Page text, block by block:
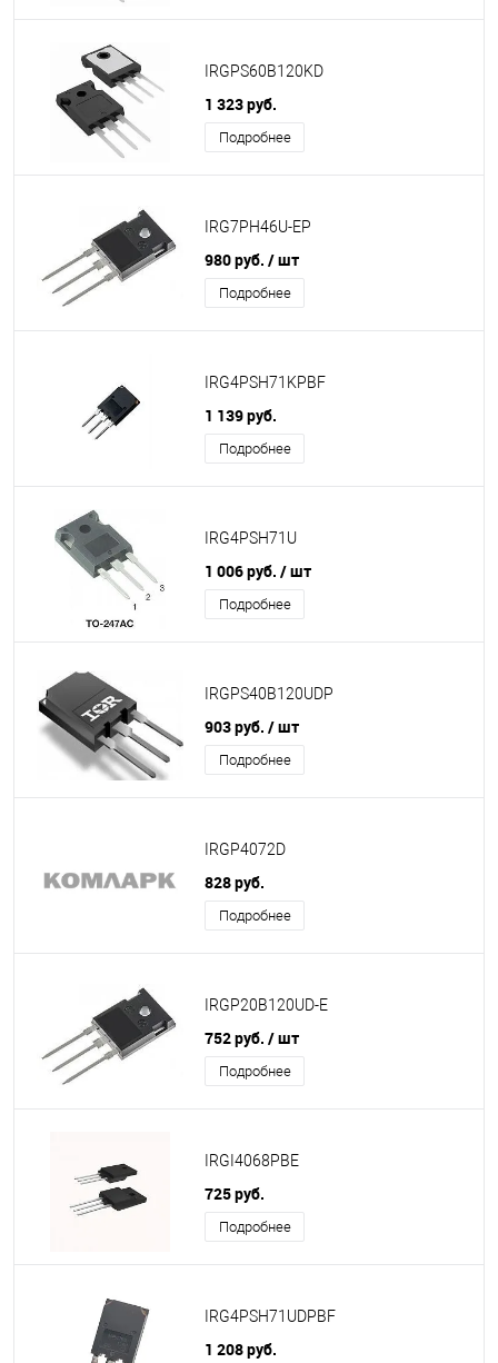
IRGPS60B120KD
1 323 руб.
Подробнее
IRG7PH46U-EP
980 руб. / шт
Подробнее
IRG4PSH71KPBF
1 139 руб.
Подробнее
IRG4PSH71U
1 006 руб. / шт
Подробнее
IRGPS40B120UDP
903 руб. / шт
Подробнее
IRGP4072D
828 руб.
Подробнее
IRGP20B120UD-E
752 руб. / шт
Подробнее
IRGI4068PBE
725 руб.
Подробнее
IRG4PSH71UDPBF
1 208 руб.